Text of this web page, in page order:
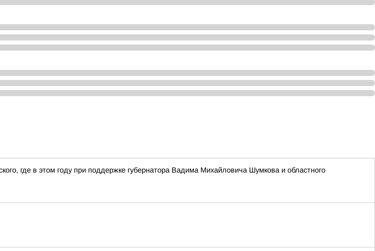
где в этом году при поддержке губернатора Вадима Михайловича Шумкова и областного